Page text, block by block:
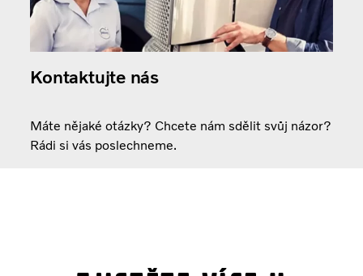
Kontaktujte nás
Máte nějaké otázky? Chcete nám sdělit svůj názor?
Rádi si vás poslechneme.